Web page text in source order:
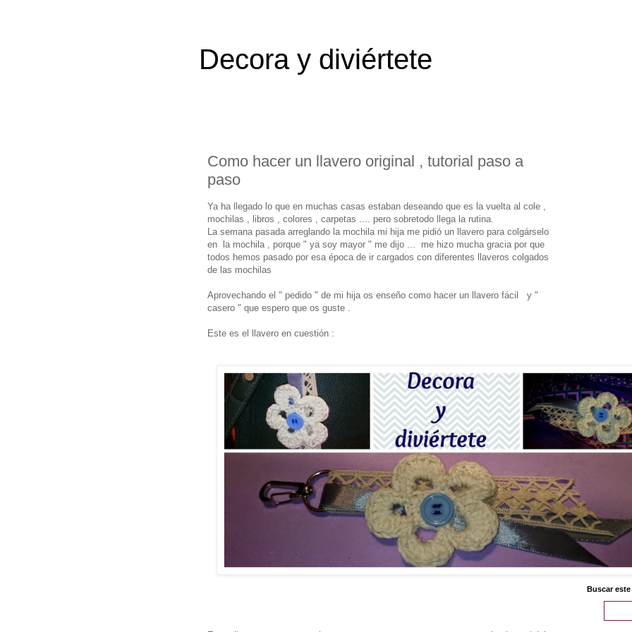
Decora y diviértete
Como hacer un llavero original , tutorial paso a
paso
Ya ha llegado lo que en muchas casas estaban deseando que es la vuelta al cole ,
mochilas , libros , colores , carpetas .... pero sobretodo llega la rutina.
La semana pasada arreglando la mochila mi hija me pidió un llavero para colgárselo
en la mochila , porque " ya soy mayor " me dijo ... me hizo mucha gracia por que
todos hemos pasado por esa época de ir cargados con diferentes llaveros colgados
de las mochilas
Aprovechando el " pedido " de mi hija os enseño como hacer un llavero fácil y "
casero " que espero que os guste .
Este es el llavero en cuestión :
Buscar